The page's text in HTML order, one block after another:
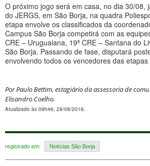
O próximo jogo será em casa, no dia 30/08,
do JERGS, em São Borja, na quadra
etapa envolve os classificados da
Campus São Borja competirá com as
CRE – Uruguaiana, 19ª CRE – Santana do
São Borja. Passando de fase, disputará
envolvendo todos os vencedores das etapas
Por Paulo Bettim, estagiário da assessoria de
Elisandro Coelho.
Atualizado às 09h46, 29/08/2016.
registrado em: Notícias São Borja